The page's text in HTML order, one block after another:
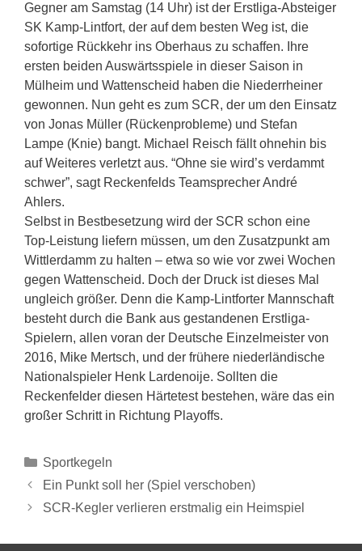
Gegner am Samstag (14 Uhr) ist der Erstliga-Absteiger
SK Kamp-Lintfort, der auf dem besten Weg ist, die
sofortige Rückkehr ins Oberhaus zu schaffen. Ihre
ersten beiden Auswärtsspiele in dieser Saison in
Mülheim und Wattenscheid haben die Niederrheiner
gewonnen. Nun geht es zum SCR, der um den Einsatz
von Jonas Müller (Rückenprobleme) und Stefan
Lampe (Knie) bangt. Michael Reisch fällt ohnehin bis
auf Weiteres verletzt aus. “Ohne sie wird’s verdammt
schwer”, sagt Reckenfelds Teamsprecher André
Ahlers.
Selbst in Bestbesetzung wird der SCR schon eine
Top-Leistung liefern müssen, um den Zusatzpunkt am
Wittlerdamm zu halten – etwa so wie vor zwei Wochen
gegen Wattenscheid. Doch der Druck ist dieses Mal
ungleich größer. Denn die Kamp-Lintforter Mannschaft
besteht durch die Bank aus gestandenen Erstliga-
Spielern, allen voran der Deutsche Einzelmeister von
2016, Mike Mertsch, und der frühere niederländische
Nationalspieler Henk Lardenoije. Sollten die
Reckenfelder diesen Härtetest bestehen, wäre das ein
großer Schritt in Richtung Playoffs.
Sportkegeln
Ein Punkt soll her (Spiel verschoben)
SCR-Kegler verlieren erstmalig ein Heimspiel